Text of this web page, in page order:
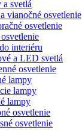
svetlá
vianočné osvetlenie
osvetlenie
interiéru
a LED svetlá
osvetlenie
lampy
lampy
lampy
osvetlenie
osvetlenie